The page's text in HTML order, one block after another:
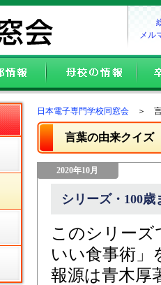
メル
日本電子専門学校同窓会 ＞ 言
言葉の由来クイズ
2020年10月
シリーズ・100
このシリーズ
いい食事術」
報源は青木厚